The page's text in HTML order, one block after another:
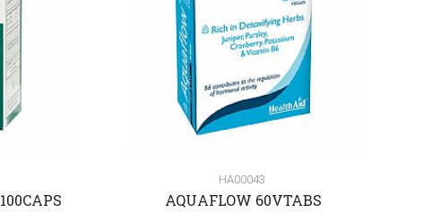
HA00043
AQUAFLOW 60VTABS